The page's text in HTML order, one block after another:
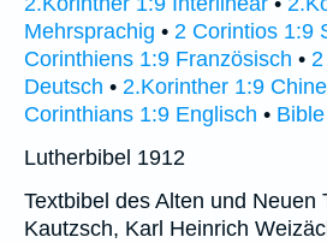
Mehrsprachig • 2 Corintios 1:9
Corinthiens 1:9 Französisch •
Deutsch • 2.Korinther 1:9
Corinthians 1:9 Englisch •
Lutherbibel 1912
Textbibel des Alten und Neuen
Kautzsch, Karl Heinrich